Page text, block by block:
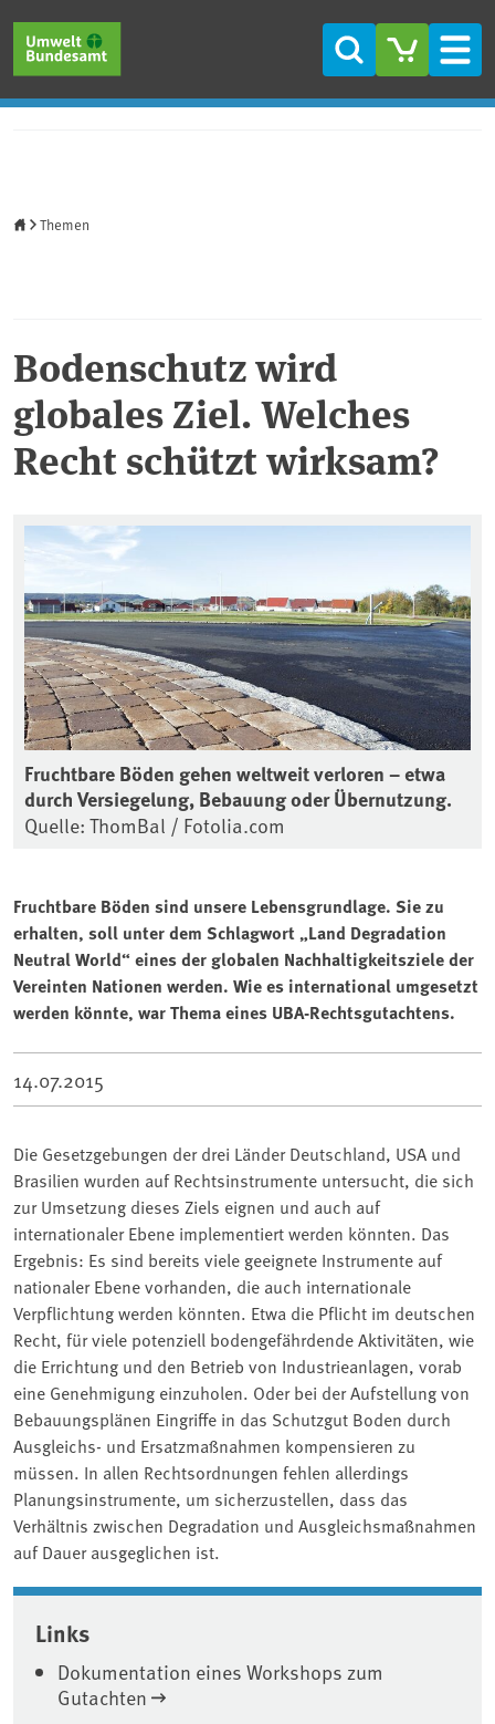
Suche
Themen
Bodenschutz wird
globales Ziel. Welches
Recht schützt wirksam?
Fruchtbare Böden gehen weltweit verloren – etwa
durch Versiegelung, Bebauung oder Übernutzung.
Quelle: ThomBal / Fotolia.com
Fruchtbare Böden sind unsere Lebensgrundlage. Sie zu
erhalten, soll unter dem Schlagwort „Land Degradation
Neutral World“ eines der globalen Nachhaltigkeitsziele der
Vereinten Nationen werden. Wie es international umgesetzt
werden könnte, war Thema eines UBA-Rechtsgutachtens.
14.07.2015
Die Gesetzgebungen der drei Länder Deutschland, USA und
Brasilien wurden auf Rechtsinstrumente untersucht, die sich
zur Umsetzung dieses Ziels eignen und auch auf
internationaler Ebene implementiert werden könnten. Das
Ergebnis: Es sind bereits viele geeignete Instrumente auf
nationaler Ebene vorhanden, die auch internationale
Verpflichtung werden könnten. Etwa die Pflicht im deutschen
Recht, für viele potenziell bodengefährdende Aktivitäten, wie
die Errichtung und den Betrieb von Industrieanlagen, vorab
eine Genehmigung einzuholen. Oder bei der Aufstellung von
Bebauungsplänen Eingriffe in das Schutzgut Boden durch
Ausgleichs- und Ersatzmaßnahmen kompensieren zu
müssen. In allen Rechtsordnungen fehlen allerdings
Planungsinstrumente, um sicherzustellen, dass das
Verhältnis zwischen Degradation und Ausgleichsmaßnahmen
auf Dauer ausgeglichen ist.
Associated content
Links
Dokumentation eines Workshops zum
Gutachten